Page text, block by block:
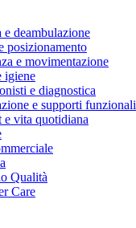
deambulazione
posizionamento
e movimentazione
igiene
e diagnostica
e supporti funzionali
e vita quotidiana
Qualità
Care